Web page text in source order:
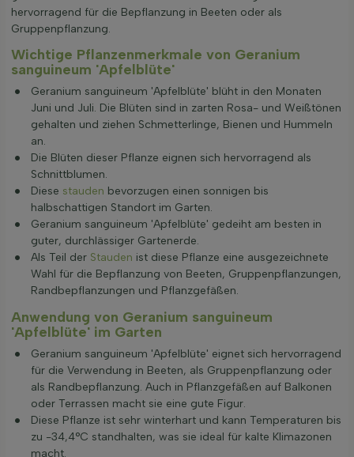
hervorragend für die Bepflanzung in Beeten oder als
Gruppenpflanzung.
Wichtige Pflanzenmerkmale von Geranium
sanguineum 'Apfelblüte'
Geranium sanguineum 'Apfelblüte' blüht in den Monaten
Juni und Juli. Die Blüten sind in zarten Rosa- und Weißtönen
gehalten und ziehen Schmetterlinge, Bienen und Hummeln
an.
Die Blüten dieser Pflanze eignen sich hervorragend als
Schnittblumen.
Diese stauden bevorzugen einen sonnigen bis
halbschattigen Standort im Garten.
Geranium sanguineum 'Apfelblüte' gedeiht am besten in
guter, durchlässiger Gartenerde.
Als Teil der Stauden ist diese Pflanze eine ausgezeichnete
Wahl für die Bepflanzung von Beeten, Gruppenpflanzungen,
Randbepflanzungen und Pflanzgefäßen.
Anwendung von Geranium sanguineum
'Apfelblüte' im Garten
Geranium sanguineum 'Apfelblüte' eignet sich hervorragend
für die Verwendung in Beeten, als Gruppenpflanzung oder
als Randbepflanzung. Auch in Pflanzgefäßen auf Balkonen
oder Terrassen macht sie eine gute Figur.
Diese Pflanze ist sehr winterhart und kann Temperaturen bis
zu -34,4°C standhalten, was sie ideal für kalte Klimazonen
macht.